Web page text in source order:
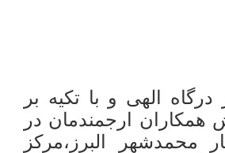
درگاه الهی و با تکیه بر
همکاران ارجمندمان در
محمدشهر البرز،مرکز